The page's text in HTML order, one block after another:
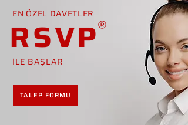
EN ÖZEL DAVETLER
RSVP
İLE BAŞLAR
TALEP FORMU